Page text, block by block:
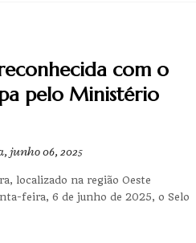
com o
pelo Ministério
junho 06, 2025
localizado na região Oeste
feira, 6 de junho de 2025, o Selo